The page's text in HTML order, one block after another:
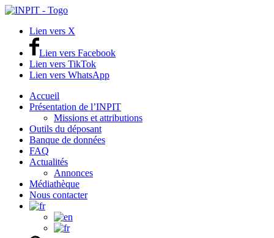
Lien vers X
Lien vers Facebook
Lien vers TikTok
Lien vers WhatsApp
Accueil
Présentation de l’INPIT
Missions et attributions
Outils du déposant
Banque de données
FAQ
Actualités
Annonces
Médiathèque
Nous contacter